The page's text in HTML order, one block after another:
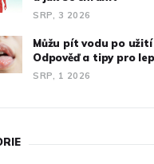
SRP, 3 2026
Můžu pít vodu po užití
Odpověď a tipy pro
SRP, 1 2026